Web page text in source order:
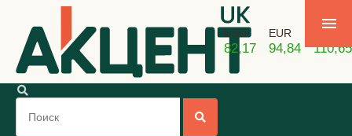
USD
82,17
EUR
94,84 110,65